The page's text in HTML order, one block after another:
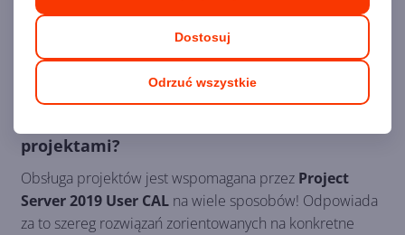
Odrzuć wszystkie
Dostosuj
projektami?
Obsługa projektów jest wspomagana przez Project
Server 2019 User CAL na wiele sposobów! Odpowiada
za to szereg rozwiązań zorientowanych na konkretne